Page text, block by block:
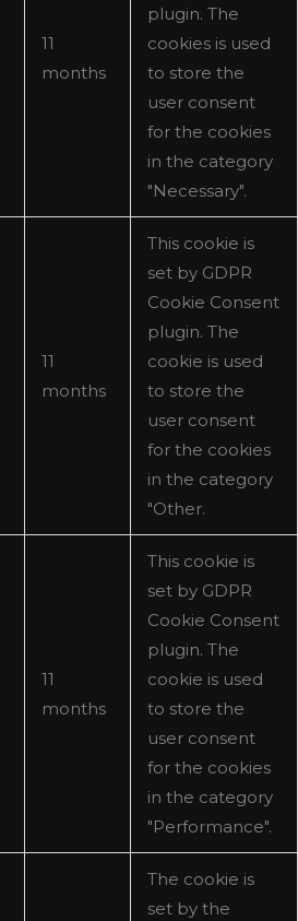
11
months
plugin. The
cookies is used
to store the
user consent
for the cookies
in the category
"Necessary".
11
months
This cookie is
set by GDPR
Cookie Consent
plugin. The
cookie is used
to store the
user consent
for the cookies
in the category
"Other.
11
months
This cookie is
set by GDPR
Cookie Consent
plugin. The
cookie is used
to store the
user consent
for the cookies
in the category
"Performance".
The cookie is
set by the